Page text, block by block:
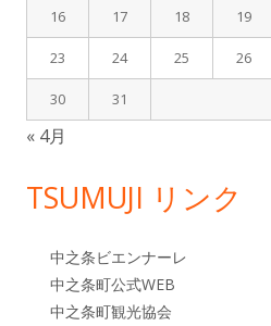
16 17 18 19
23 24 25 26
30 31
« 4月
TSUMUJI リンク
中之条ビエンナーレ
中之条町公式WEB
中之条町観光協会